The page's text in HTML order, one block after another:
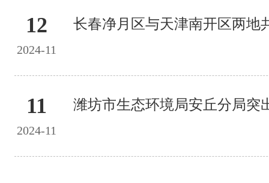
12
2024-11
11
2024-11